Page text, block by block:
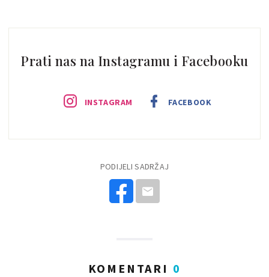
Prati nas na Instagramu i Facebooku
INSTAGRAM FACEBOOK
PODIJELI SADRŽAJ
KOMENTARI 0